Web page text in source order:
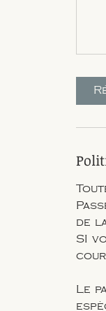
de
SI
Le